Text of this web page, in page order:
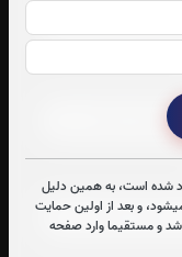
شده است، به همین دلیل
و بعد از اولین حمایت
و مستقیما وارد صفحه